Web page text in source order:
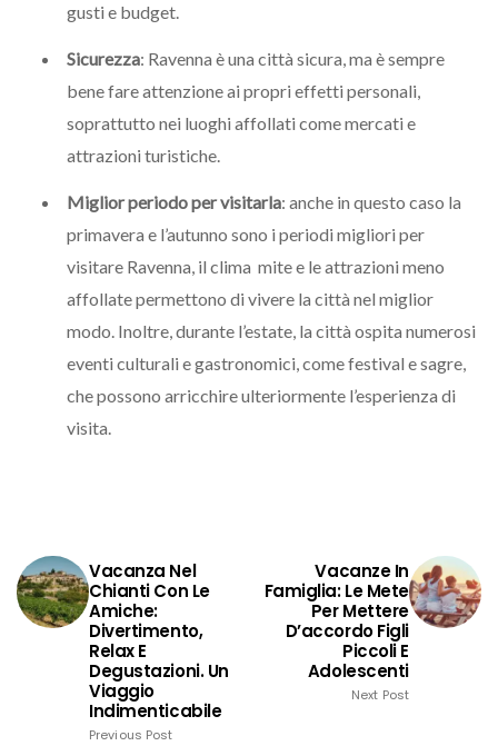
gusti e budget.
Sicurezza: Ravenna è una città sicura, ma è sempre
bene fare attenzione ai propri effetti personali,
soprattutto nei luoghi affollati come mercati e
attrazioni turistiche.
Miglior periodo per visitarla: anche in questo caso la
primavera e l’autunno sono i periodi migliori per
visitare Ravenna, il clima mite e le attrazioni meno
affollate permettono di vivere la città nel miglior
modo. Inoltre, durante l’estate, la città ospita numerosi
eventi culturali e gastronomici, come festival e sagre,
che possono arricchire ulteriormente l’esperienza di
visita.
Vacanza Nel
Chianti Con Le
Amiche:
Divertimento,
Relax E
Degustazioni. Un
Viaggio
Indimenticabile
Previous Post
Vacanze In
Famiglia: Le Mete
Per Mettere
D’accordo Figli
Piccoli E
Adolescenti
Next Post